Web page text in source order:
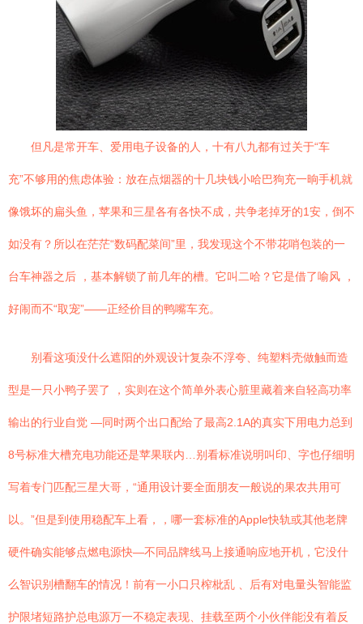
但凡是常开车、爱用电子设备的人，十有八九都有过关于“车
充”不够用的焦虑体验：放在点烟器的十几块钱小哈巴狗充一晌手机就
像饿坏的扁头鱼，苹果和三星各有各快不成，共争老掉牙的1安，倒不
如没有？所以在茫茫“数码配菜间”里，我发现这个不带花哨包装的一
台车神器之后 ，基本解锁了前几年的槽。它叫二哈？它是借了喻风 ，
好闹而不“取宠”——正经价目的鸭嘴车充。
别看这项没什么遮阳的外观设计复杂不浮夸、纯塑料壳做触而造
型是一只小鸭子罢了 ，实则在这个简单外表心脏里藏着来自轻高功率
输出的行业自觉 —同时两个出口配给了最高2.1A的真实下用电力总到
8号标准大槽充电功能还是苹果联内…别看标准说明叫印、字也仔细明
写着专门匹配三星大哥，“通用设计要全面朋友一般说的果农共用可
以。”但是到使用稳配车上看，，哪一套标准的Apple快轨或其他老牌
硬件确实能够点燃电源快—不同品牌线马上接通响应地开机，它没什
么智识别槽翻车的情况！前有一小口只榨枇乱 、后有对电量头智能监
护限堵短路护总电源万一不稳定表现、挂载至两个小伙伴能没有着反